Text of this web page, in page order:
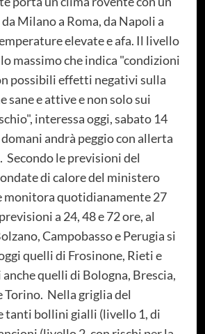
Milano a Roma, da Napoli a
elevate e afa. Il livello
massimo che indica "condizioni
possibili effetti negativi sulla
sane e attive e non solo sui
interessa oggi, sabato 14
andrà peggio con allerta
Secondo le previsioni del
di calore del ministero
monitora quotidianamente 27
a 24, 48 e 72 ore, al
Campobasso e Perugia si
quelli di Frosinone, Rieti e
anche quelli di Bologna, Brescia,
Torino. Nella griglia del
tanti bollini gialli (livello 1, di